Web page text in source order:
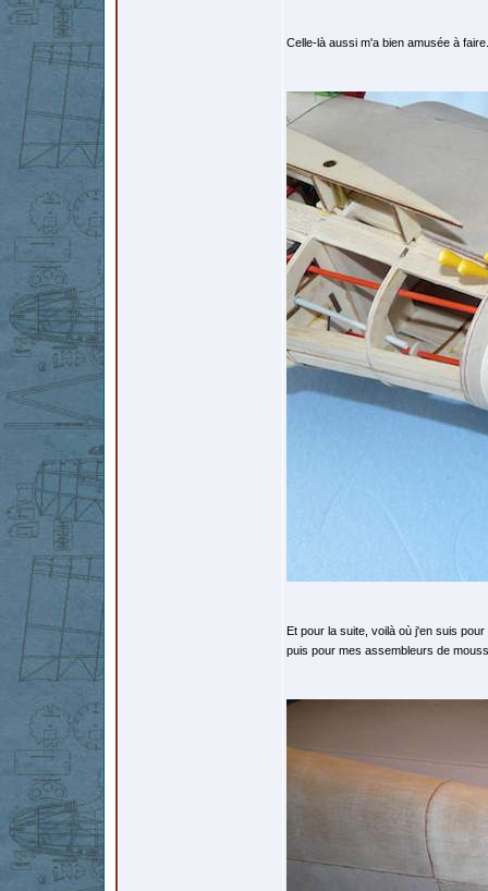
Celle-là aussi m'a bien amusée à faire.
Et pour la suite, voilà où j'en suis
puis pour mes assembleurs de